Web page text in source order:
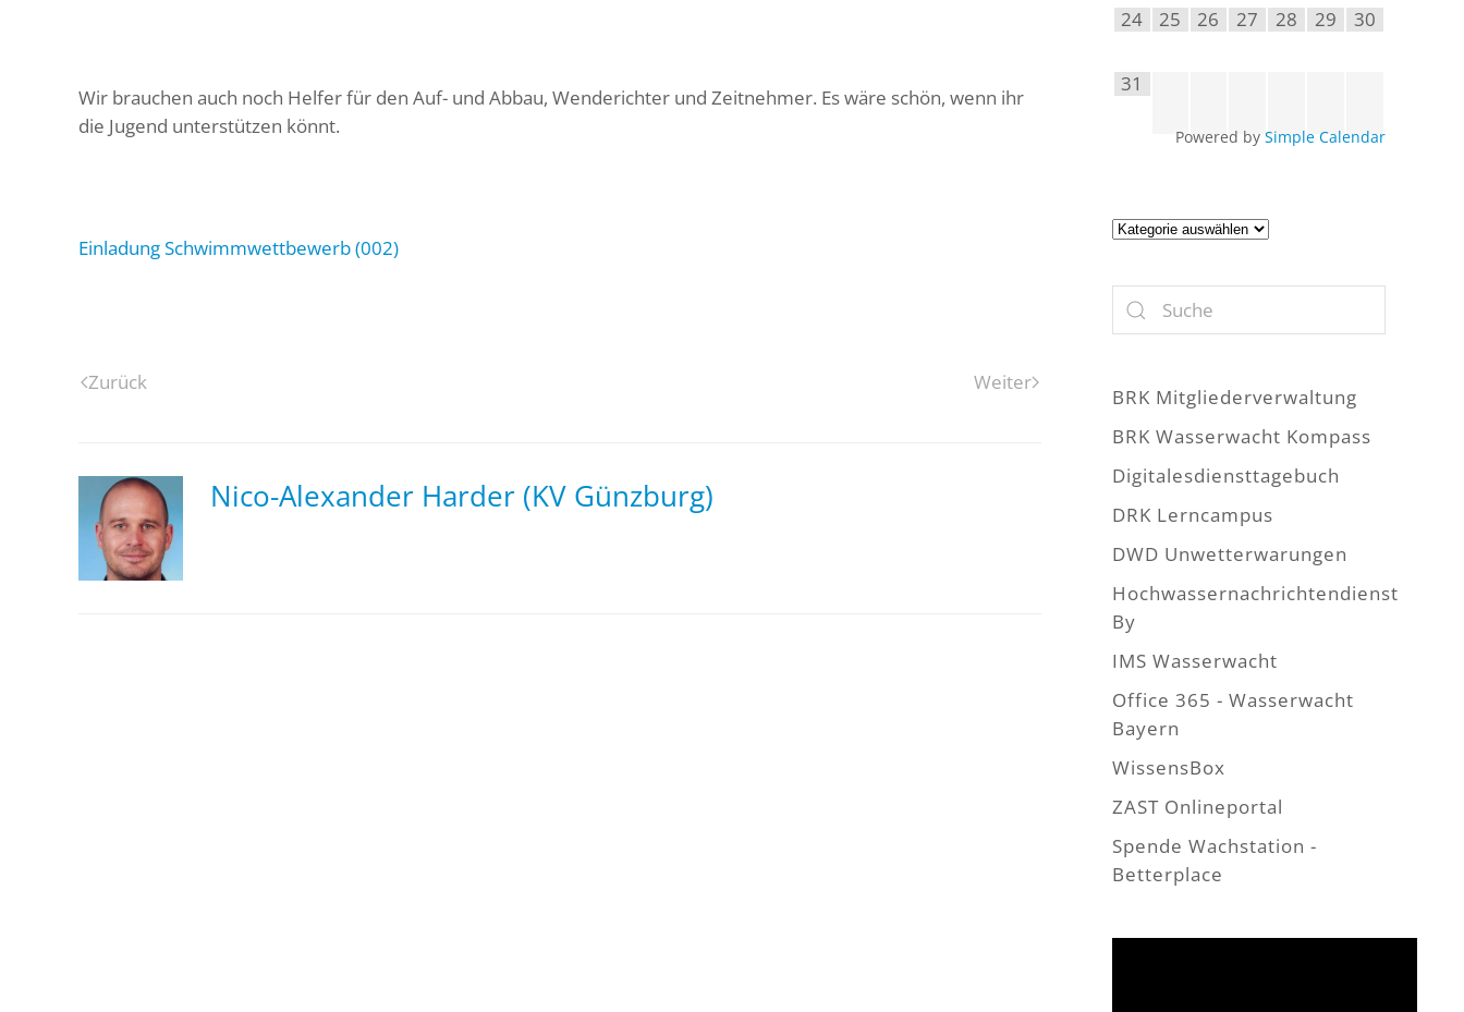
Wir brauchen auch noch Helfer für den Auf- und Abbau, Wenderichter und Zeitnehmer. Es wäre schön, wenn ihr
die Jugend unterstützen könnt.
Einladung Schwimmwettbewerb (002)
Zurück Weiter
Nico-Alexander Harder (KV Günzburg)
24 25 26 27 28 29 30
31
Powered by Simple Calendar
Artikel
BRK Mitgliederverwaltung
BRK Wasserwacht Kompass
Digitalesdiensttagebuch
DRK Lerncampus
DWD Unwetterwarungen
Hochwassernachrichtendienst
By
IMS Wasserwacht
Office 365 - Wasserwacht
Bayern
WissensBox
ZAST Onlineportal
Spende Wachstation -
Betterplace